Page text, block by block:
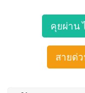
คุยผ่าน
สายด่